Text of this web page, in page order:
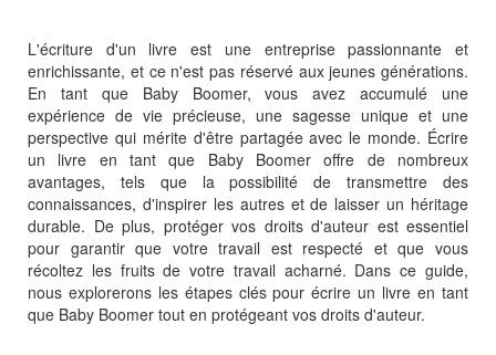
L'écriture d'un livre est une entreprise passionnante et
enrichissante, et ce n'est pas réservé aux jeunes générations.
En tant que Baby Boomer, vous avez accumulé une
expérience de vie précieuse, une sagesse unique et une
perspective qui mérite d'être partagée avec le monde. Écrire
un livre en tant que Baby Boomer offre de nombreux
avantages, tels que la possibilité de transmettre des
connaissances, d'inspirer les autres et de laisser un héritage
durable. De plus, protéger vos droits d'auteur est essentiel
pour garantir que votre travail est respecté et que vous
récoltez les fruits de votre travail acharné. Dans ce guide,
nous explorerons les étapes clés pour écrire un livre en tant
que Baby Boomer tout en protégeant vos droits d'auteur.